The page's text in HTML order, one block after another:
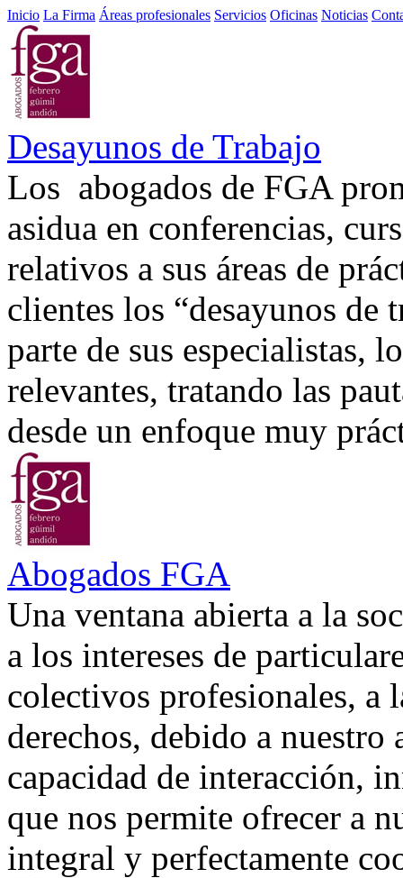
Inicio La Firma Áreas profesionales Servicios Oficinas Noticias
Desayunos de Trabajo
Los abogados de FGA
asidua en conferencias,
relativos a sus áreas de
clientes los “desayunos de
parte de sus especialistas,
relevantes, tratando las
desde un enfoque muy
Abogados FGA
Una ventana abierta a la
a los intereses de
colectivos profesionales, a
derechos, debido a
capacidad de interacción,
que nos permite ofrecer a
integral y perfectamente